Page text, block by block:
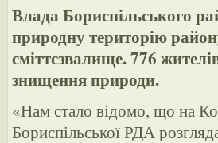
Влада Бориспільського
природну територію
сміттєзвалище. 776
знищення природи.
«Нам стало відомо, що на
Бориспільської РДА